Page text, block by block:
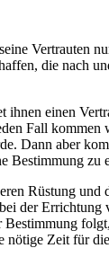
Vertrauten
die nach
einen
Fall kommen
Dann aber
Bestimmung zu
Rüstung und
der Errichtung
nötige Zeit für